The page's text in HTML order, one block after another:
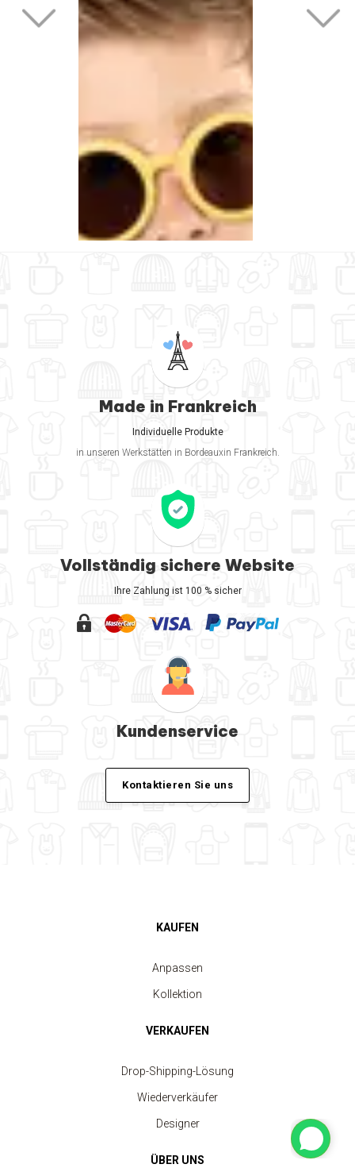
Made in Frankreich
Individuelle Produkte
in unseren Werkstätten in Bordeauxin Frankreich.
Vollständig sichere Website
Ihre Zahlung ist 100 % sicher
Kundenservice
Kontaktieren Sie uns
KAUFEN
Anpassen
Kollektion
VERKAUFEN
Drop-Shipping-Lösung
Wiederverkäufer
Designer
ÜBER UNS